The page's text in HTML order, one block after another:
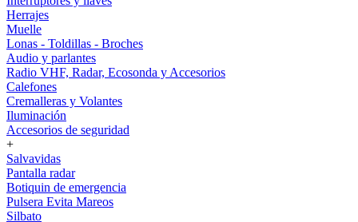
Herrajes
Muelle
Lonas - Toldillas - Broches
Audio y parlantes
Radio VHF, Radar, Ecosonda y Accesorios
Calefones
Cremalleras y Volantes
Iluminación
Accesorios de seguridad
+
Salvavidas
Pantalla radar
Botiquin de emergencia
Pulsera Evita Mareos
Silbato